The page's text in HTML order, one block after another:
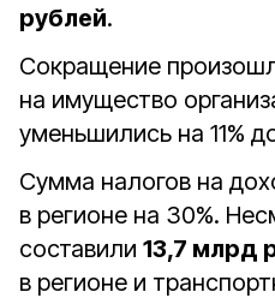
рублей.
Сокращение
на имущество
уменьшились на 11%
Сумма налогов на
в регионе на 30%.
составили 13,7 млрд
в регионе и